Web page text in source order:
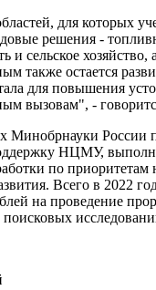
для которых
решения -
и сельское хозяйство,
также остается
для повышения
вызовам", -
Минобрнауки России
НЦМУ,
по приоритетам
Всего в 2022
на проведение